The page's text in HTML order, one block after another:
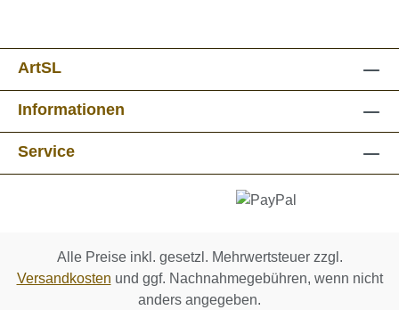
ArtSL
Informationen
Service
Alle Preise inkl. gesetzl. Mehrwertsteuer zzgl.
Versandkosten und ggf. Nachnahmegebühren, wenn nicht
anders angegeben.